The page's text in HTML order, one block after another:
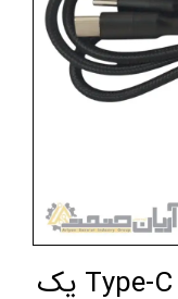
کابل شارژ کنفی Type-C به Type-C یک